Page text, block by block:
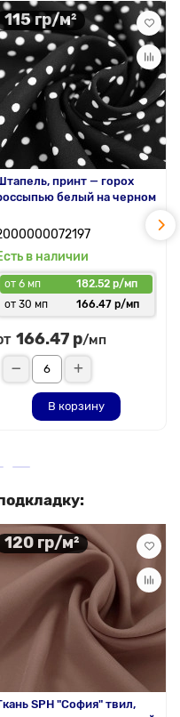
115 гр/м²
принт — горох
белый на черном
в наличии
от 6 мп
182.52 р/мп
от 30 мп
166.47 р/мп
166.47 р/мп
В корзину
120 гр/м²
SPH "София" твил,